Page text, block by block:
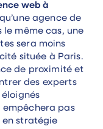
web à
agence de
même cas, une
sera moins
située à Paris.
de proximité et
des experts
empêchera pas
en stratégie